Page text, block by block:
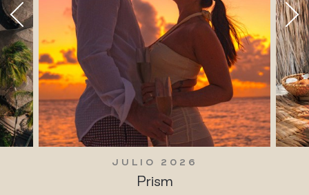
JULIO 2026
Prism